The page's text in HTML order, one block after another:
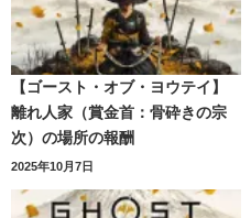
【ゴースト・オブ・ヨウテイ】
離れ人家（賞金首：骨砕きの宗
次）の場所の報酬
2025年10月7日